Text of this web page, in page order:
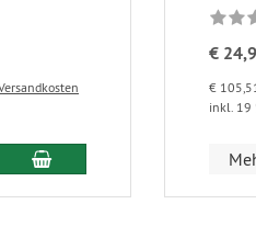
In den Warenkorb
€
€
inkl. 19